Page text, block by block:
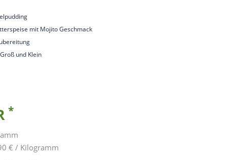
mit Mojito Geschmack
und Klein
*
€ / Kilogramm